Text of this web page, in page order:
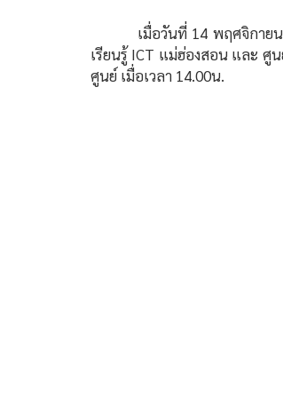
เมื่อวันที่ 14 พฤศจิกายน 56
เรียนรู้ ICT แม่ฮ่องสอน และ ศู
ศูนย์ เมื่อเวลา 14.00น.